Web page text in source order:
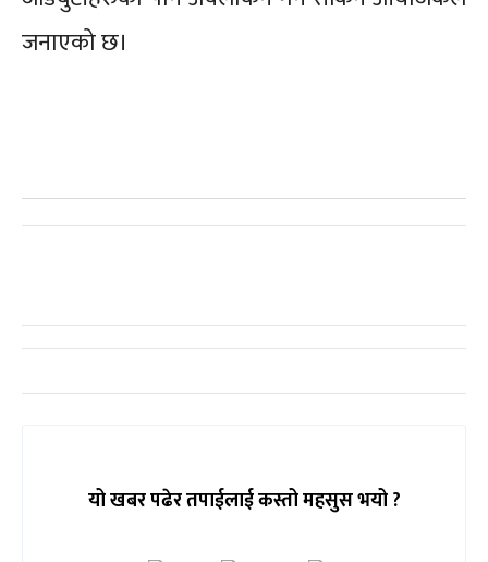
जनाएको छ।
यो खबर पढेर तपाईलाई कस्तो महसुस भयो ?